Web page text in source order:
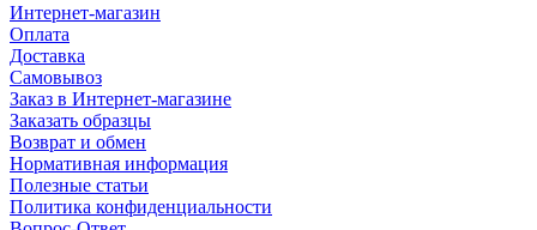
Интернет-магазин
Оплата
Доставка
Самовывоз
Заказ в Интернет-магазине
Заказать образцы
Возврат и обмен
Нормативная информация
Полезные статьи
Политика конфиденциальности